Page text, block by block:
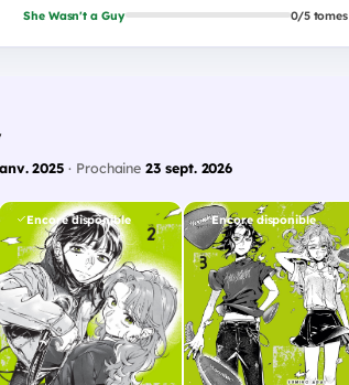
She Wasn't a Guy 0/5 tomes
2025 · Prochaine23 sept. 2026
Encore disponible Encore disponible